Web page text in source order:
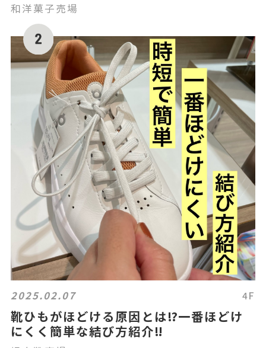
和洋菓子売場
2025.02.07 4F
靴ひもがほどける原因とは⁉️一番ほどけ
にくく簡単な結び方紹介‼️